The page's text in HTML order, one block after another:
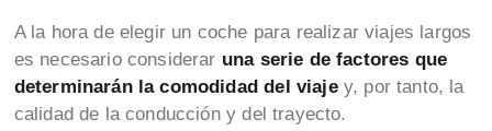
A la hora de elegir un coche para realizar viajes largos
es necesario considerar una serie de factores que
determinarán la comodidad del viajey, por tanto, la
calidad de la conducción y del trayecto.